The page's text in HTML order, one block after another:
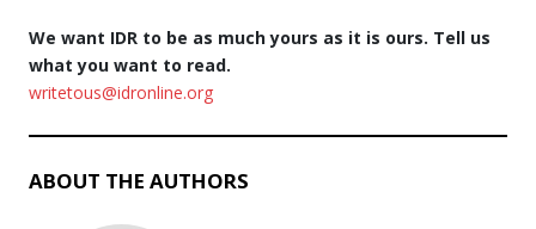
We want IDR to be as much yours as it is ours. Tell us
what you want to read.
writetous@idronline.org
ABOUT THE AUTHORS